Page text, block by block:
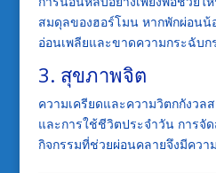
สมดุลของฮอร์โมน หากพักผ่อนน้
อ่อนเพลียและขาดความกระฉับก
3. สุขภาพจิต
ความเครียดและความวิตกกังวล
และการใช้ชีวิตประจำวัน การจั
กิจกรรมที่ช่วยผ่อนคลายจึงมีคว